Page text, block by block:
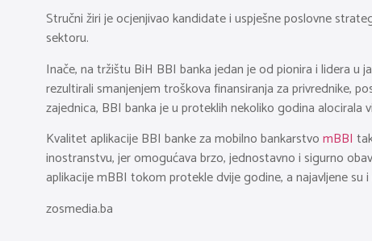
Stručni žiri je ocjenjivao kandidate i uspješne poslovne
sektoru.
Inače, na tržištu BiH BBI banka jedan je od pionira i lidera
rezultirali smanjenjem troškova finansiranja za privrednike,
zajednica, BBI banka je u proteklih nekoliko godina alocirala
Kvalitet aplikacije BBI banke za mobilno bankarstvomBBI
inostranstvu, jer omogućava brzo, jednostavno i sigurno
aplikacije mBBI tokom protekle dvije godine, a najavljene
zosmedia.ba